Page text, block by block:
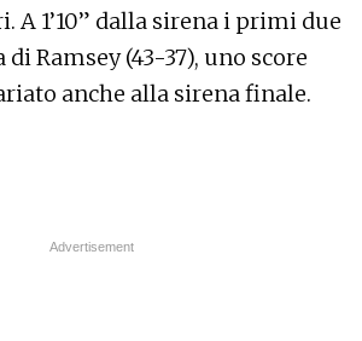
A 1’10” dalla sirena i primi due
Ramsey (43-37), uno score
anche alla sirena finale.